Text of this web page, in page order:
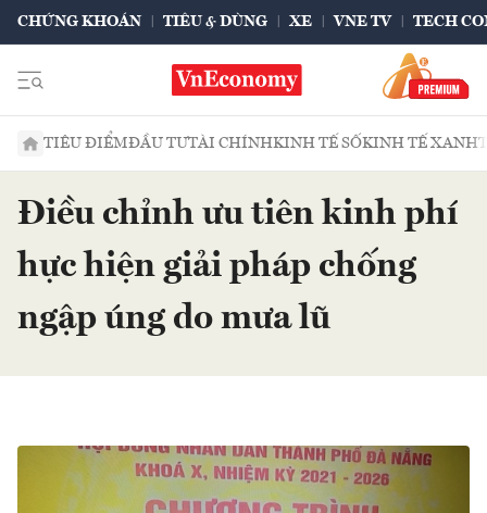
CHỨNG KHOÁN TIÊU & DÙNG XE VNE TV TECH
TIÊU ĐIỂMĐẦU TƯTÀI CHÍNHKINH TẾ SỐKINH TẾ XANH
Điều chỉnh ưu tiên kinh phí
hực hiện giải pháp chống
ngập úng do mưa lũ